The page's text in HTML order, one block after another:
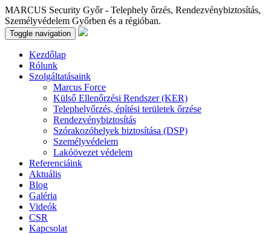
MARCUS Security Győr - Telephely őrzés, Rendezvénybiztosítás,
Személyvédelem Győrben és a régióban.
Toggle navigation
Kezdőlap
Rólunk
Szolgáltatásaink
Marcus Force
Külső Ellenőrzési Rendszer (KER)
Telephelyőrzés, építési területek őrzése
Rendezvénybiztosítás
Szórakozóhelyek biztosítása (DSP)
Személyvédelem
Lakóövezet védelem
Referenciáink
Aktuális
Blog
Galéria
Videók
CSR
Kapcsolat